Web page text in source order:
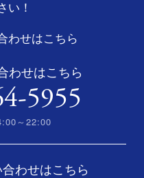
い！
わせはこちら
わせはこちら
5955
～22:00
わせはこちら